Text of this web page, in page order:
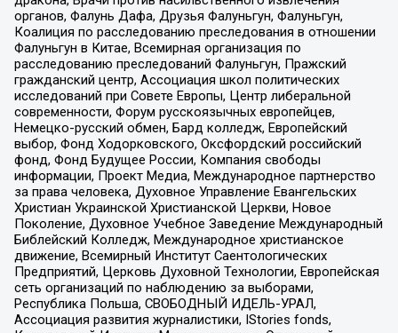
органов, Фалунь Дафа, Друзья Фалуньгун, Фалуньгун,
Коалиция по расследованию преследования в отношении
Фалуньгун в Китае, Всемирная организация по
расследованию преследований Фалуньгун, Пражский
гражданский центр, Ассоциация школ политических
исследований при Совете Европы, Центр либеральной
современности, Форум русскоязычных европейцев,
Немецко-русский обмен, Бард колледж, Европейский
выбор, Фонд Ходорковского, Оксфордский российский
фонд, Фонд Будущее России, Компания свободы
информации, Проект Медиа, Международное партнерство
за права человека, Духовное Управление Евангельских
Христиан Украинской Христианской Церкви, Новое
Поколение, Духовное Учебное Заведение Международный
Библейский Колледж, Международное христианское
движение, Всемирный Институт Саентологических
Предприятий, Церковь Духовной Технологии, Европейская
сеть организаций по наблюдению за выборами,
Республика Польша, СВОБОДНЫЙ ИДЕЛЬ-УРАЛ,
Ассоциация развития журналистики, IStories fonds,